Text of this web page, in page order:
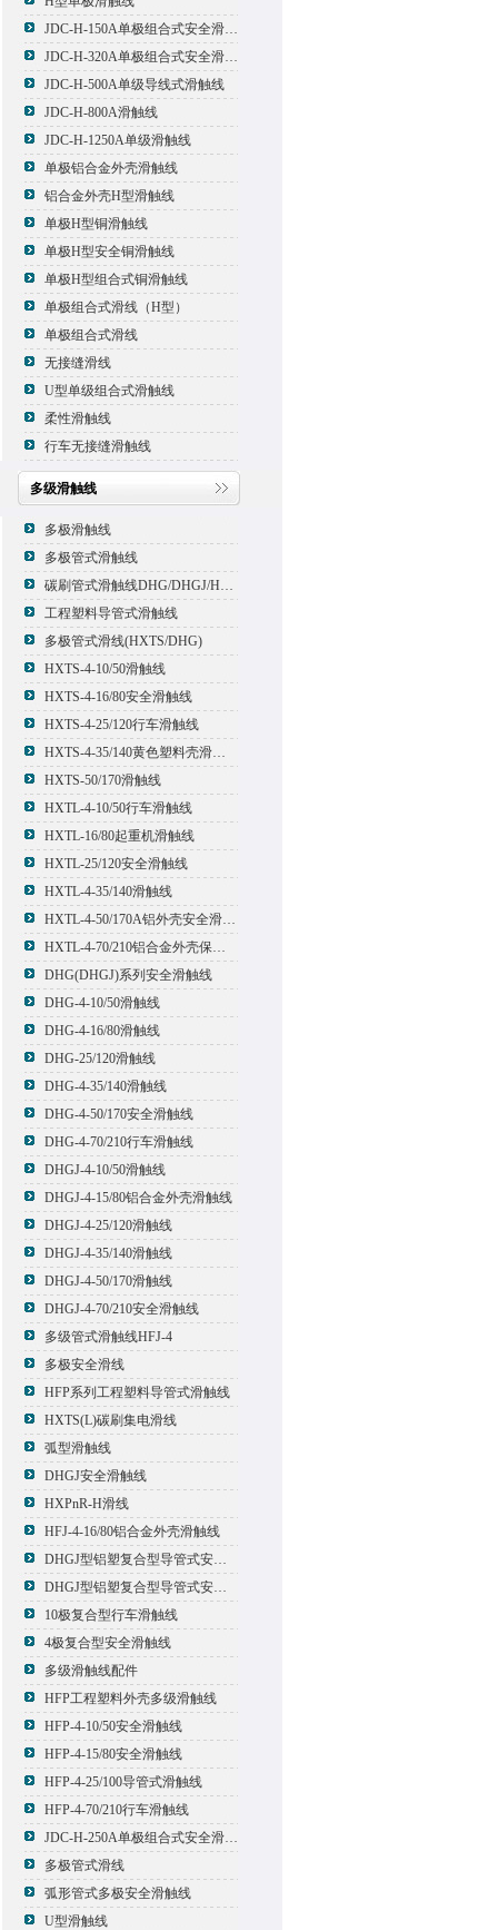
JDC-H-150A单极组合式安全滑触线
JDC-H-320A单极组合式安全滑触线
JDC-H-500A单级导线式滑触线
JDC-H-800A滑触线
JDC-H-1250A单级滑触线
单极铝合金外壳滑触线
铝合金外壳H型滑触线
单极H型铜滑触线
单极H型安全铜滑触线
单极H型组合式铜滑触线
单极组合式滑线（H型）
单极组合式滑线
无接缝滑线
U型单级组合式滑触线
柔性滑触线
行车无接缝滑触线
多级滑触线
多极滑触线
多极管式滑触线
碳刷管式滑触线DHG/DHGJ/HXTL/HXTS-4
工程塑料导管式滑触线
多极管式滑线(HXTS/DHG)
HXTS-4-10/50滑触线
HXTS-4-16/80安全滑触线
HXTS-4-25/120行车滑触线
HXTS-4-35/140黄色塑料壳滑触线
HXTS-50/170滑触线
HXTL-4-10/50行车滑触线
HXTL-16/80起重机滑触线
HXTL-25/120安全滑触线
HXTL-4-35/140滑触线
HXTL-4-50/170A铝外壳安全滑触线
HXTL-4-70/210铝合金外壳保护多极管式滑触线
DHG(DHGJ)系列安全滑触线
DHG-4-10/50滑触线
DHG-4-16/80滑触线
DHG-25/120滑触线
DHG-4-35/140滑触线
DHG-4-50/170安全滑触线
DHG-4-70/210行车滑触线
DHGJ-4-10/50滑触线
DHGJ-4-15/80铝合金外壳滑触线
DHGJ-4-25/120滑触线
DHGJ-4-35/140滑触线
DHGJ-4-50/170滑触线
DHGJ-4-70/210安全滑触线
多级管式滑触线HFJ-4
多极安全滑线
HFP系列工程塑料导管式滑触线
HXTS(L)碳刷集电滑线
弧型滑触线
DHGJ安全滑触线
HXPnR-H滑线
HFJ-4-16/80铝合金外壳滑触线
DHGJ型铝塑复合型导管式安全滑触线
DHGJ型铝塑复合型导管式安全滑触线
10极复合型行车滑触线
4极复合型安全滑触线
多级滑触线配件
HFP工程塑料外壳多级滑触线
HFP-4-10/50安全滑触线
HFP-4-15/80安全滑触线
HFP-4-25/100导管式滑触线
HFP-4-70/210行车滑触线
JDC-H-250A单极组合式安全滑触线
多极管式滑线
弧形管式多极安全滑触线
U型滑触线